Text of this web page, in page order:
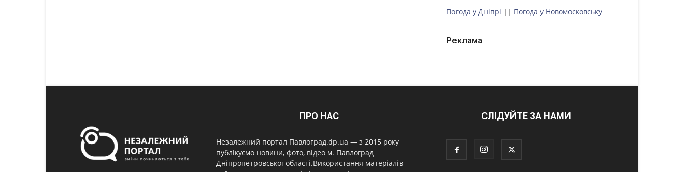
Погода у Дніпрі || Погода у Новомосковську
Реклама
ПРО НАС
Незалежний портал Павлоград.dp.ua — з 2015 року
публікуємо новини, фото, відео м. Павлоград
Дніпропетровської області.Використання матеріалів
СЛІДУЙТЕ ЗА НАМИ